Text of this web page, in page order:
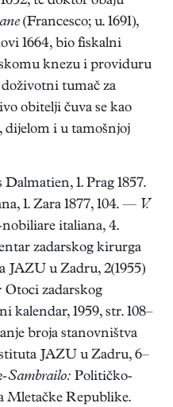
(Francesco; u. 1691),
1664, bio fiskalni
knezu i providuru
tumač za
obitelji čuva se kao
dijelom i u tamošnjoj
Dalmatien, 1. Prag 1857.
1. Zara 1877, 104. — V.
italiana, 4.
zadarskog kirurga
u Zadru, 2(1955)
Otoci zadarskog
kalendar, 1959, str. 108–
broja stanovništva
JAZU u Zadru, 6–
Sambrailo: Političko-
Mletačke Republike.